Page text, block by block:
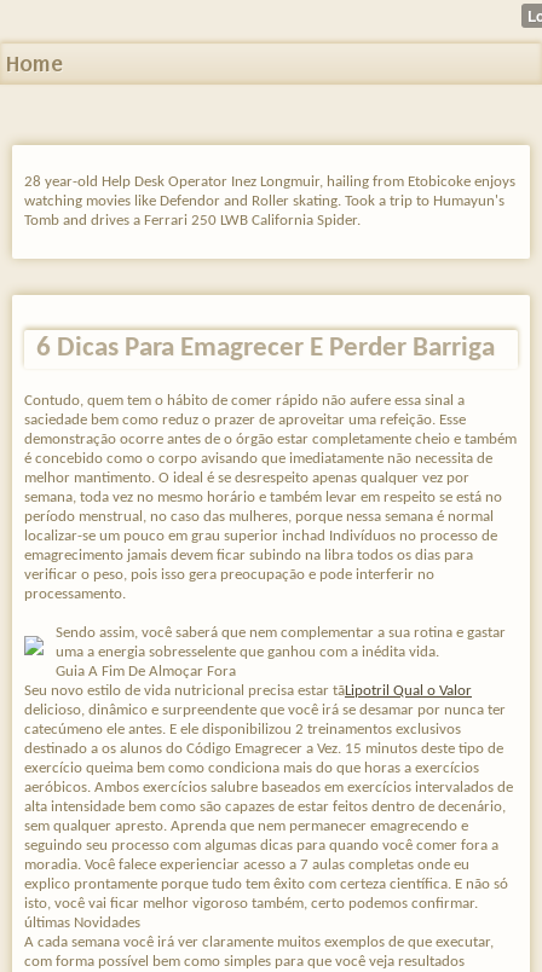
Home
28 year-old Help Desk Operator Inez Longmuir, hailing from Etobicoke enjoys
watching movies like Defendor and Roller skating. Took a trip to Humayun's
Tomb and drives a Ferrari 250 LWB California Spider.
6 Dicas Para Emagrecer E Perder Barriga
Contudo, quem tem o hábito de comer rápido não aufere essa sinal a
saciedade bem como reduz o prazer de aproveitar uma refeição. Esse
demonstração ocorre antes de o órgão estar completamente cheio e também
é concebido como o corpo avisando que imediatamente não necessita de
melhor mantimento. O ideal é se desrespeito apenas qualquer vez por
semana, toda vez no mesmo horário e também levar em respeito se está no
período menstrual, no caso das mulheres, porque nessa semana é normal
localizar-se um pouco em grau superior inchad Indivíduos no processo de
emagrecimento jamais devem ficar subindo na libra todos os dias para
verificar o peso, pois isso gera preocupação e pode interferir no
processamento.
Sendo assim, você saberá que nem complementar a sua rotina e gastar
uma a energia sobresselente que ganhou com a inédita vida.
Guia A Fim De Almoçar Fora
Seu novo estilo de vida nutricional precisa estar tãLipotril Qual o Valor
delicioso, dinâmico e surpreendente que você irá se desamar por nunca ter
catecúmeno ele antes. E ele disponibilizou 2 treinamentos exclusivos
destinado a os alunos do Código Emagrecer a Vez. 15 minutos deste tipo de
exercício queima bem como condiciona mais do que horas a exercícios
aeróbicos. Ambos exercícios salubre baseados em exercícios intervalados de
alta intensidade bem como são capazes de estar feitos dentro de decenário,
sem qualquer apresto. Aprenda que nem permanecer emagrecendo e
seguindo seu processo com algumas dicas para quando você comer fora a
moradia. Você falece experienciar acesso a 7 aulas completas onde eu
explico prontamente porque tudo tem êxito com certeza científica. E não só
isto, você vai ficar melhor vigoroso também, certo podemos confirmar.
últimas Novidades
A cada semana você irá ver claramente muitos exemplos de que executar,
com forma possível bem como simples para que você veja resultados